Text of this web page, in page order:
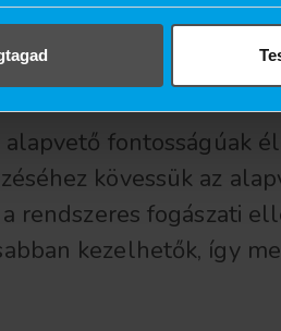
tartsuk karban
már kialakult a
alapvető
kövessük az
rendszeres fogászati
kezelhetők, így